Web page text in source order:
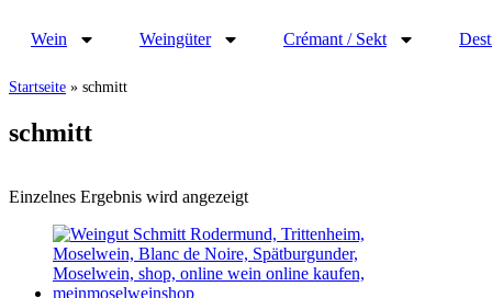
Wein Weingüter Crémant / Sekt
Startseite » schmitt
schmitt
Einzelnes Ergebnis wird angezeigt